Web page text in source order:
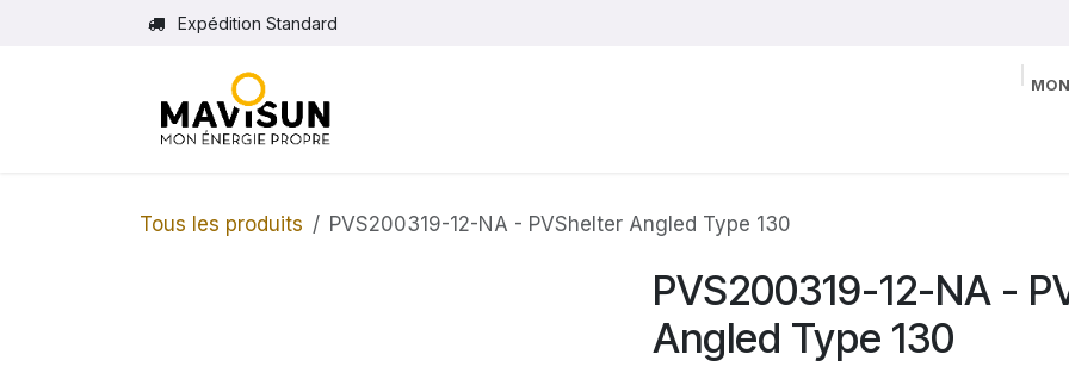
Se rendre au contenuExpédition Standard
Tous les produits PVS200319-12-NA - PVShelter Angled Type 130
PVS200319-12-NA -
Angled Type 130